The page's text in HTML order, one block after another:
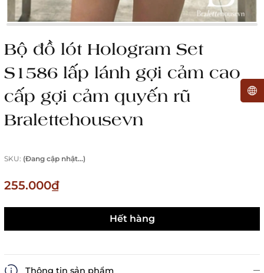
Bộ đồ lót Hologram Set
S1586 lấp lánh gợi cảm cao
cấp gợi cảm quyến rũ
Bralettehousevn
SKU: (Đang cập nhật...)
255.000₫
Hết hàng